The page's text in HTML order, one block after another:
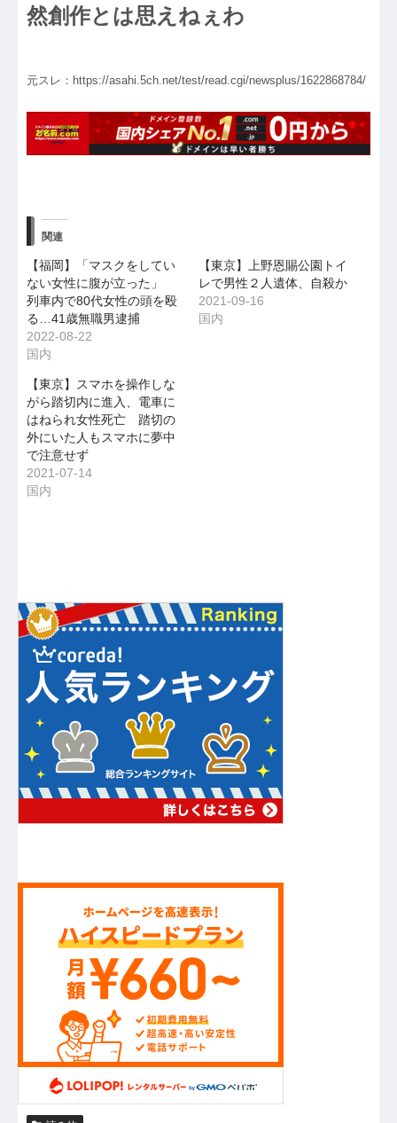
然創作とは思えねぇわ
元スレ：https://asahi.5ch.net/test/read.cgi/newsplus/1622868784/
関連
【福岡】「マスクをしてい
ない女性に腹が立った」
列車内で80代女性の頭を殴
る…41歳無職男逮捕
2022-08-22
国内
【東京】上野恩賜公園トイ
レで男性２人遺体、自殺か
2021-09-16
国内
【東京】スマホを操作しな
がら踏切内に進入、電車に
はねられ女性死亡 踏切の
外にいた人もスマホに夢中
で注意せず
2021-07-14
国内